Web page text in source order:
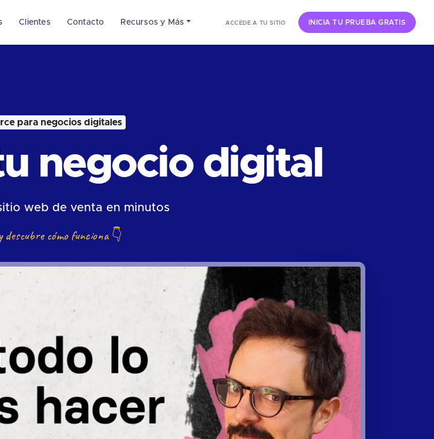
Clientes Contacto Recursos y Más ACCEDE A TU SITIO INICIA TU PRUEBA GRATIS
para negocios digitales
negocio digital
web de venta en minutos
descubre cómo funciona 👇